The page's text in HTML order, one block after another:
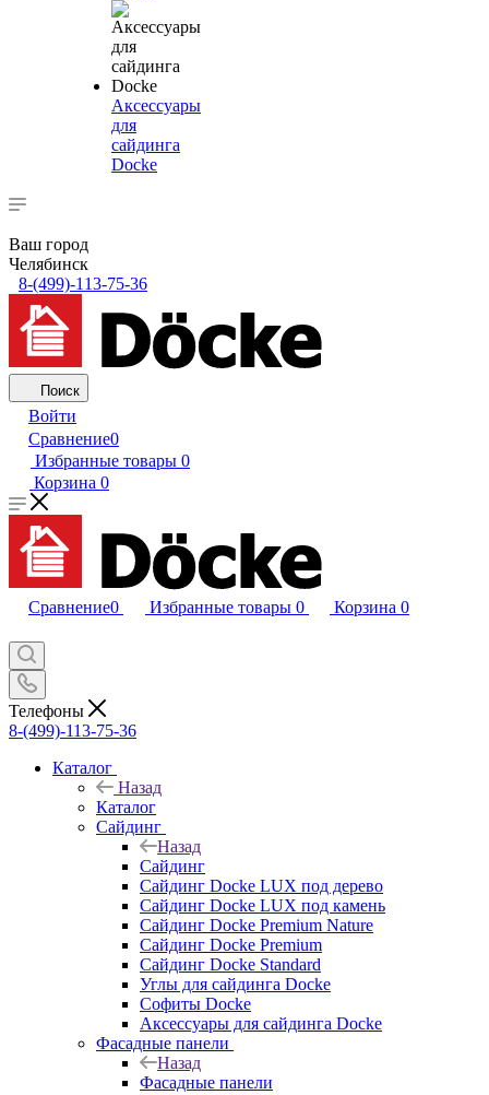
Аксессуары
для
сайдинга
Docke
Ваш город
Челябинск
8-(499)-113-75-36
Поиск
Войти
Сравнение0
Избранные товары 0
Корзина 0
Сравнение0 Избранные товары 0 Корзина 0
Телефоны
8-(499)-113-75-36
Каталог
Назад
Каталог
Сайдинг
Назад
Сайдинг
Сайдинг Docke LUX под дерево
Сайдинг Docke LUX под камень
Сайдинг Docke Premium Nature
Сайдинг Docke Premium
Сайдинг Docke Standard
Углы для сайдинга Docke
Софиты Docke
Аксессуары для сайдинга Docke
Фасадные панели
Назад
Фасадные панели